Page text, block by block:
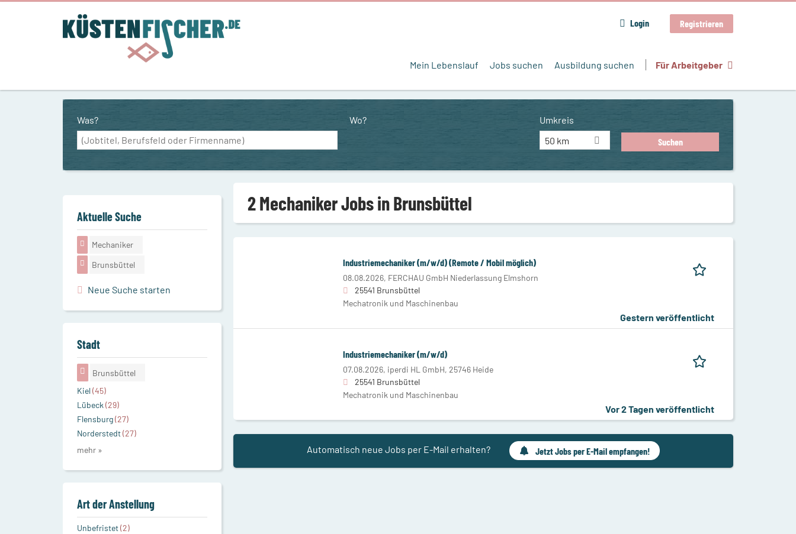
Login Registrieren
Mein Lebenslauf Jobs suchen Ausbildung suchen Für Arbeitgeber
Was? Wo?
Umkreis
50 km
2 Mechaniker Jobs in Brunsbüttel
Industriemechaniker (m/w/d) (Remote / Mobil möglich)
08.08.2026, FERCHAU GmbH Niederlassung Elmshorn
25541 Brunsbüttel
Mechatronik und Maschinenbau
Gestern veröffentlicht
Industriemechaniker (m/w/d)
07.08.2026, iperdi HL GmbH, 25746 Heide
25541 Brunsbüttel
Mechatronik und Maschinenbau
Vor 2 Tagen veröffentlicht
Automatisch neue Jobs per E-Mail erhalten? Jetzt Jobs per E-Mail empfangen!
Aktuelle Suche
Mechaniker
Brunsbüttel
Neue Suche starten
Stadt
Brunsbüttel
Kiel(45)
Lübeck(29)
Flensburg(27)
Norderstedt(27)
mehr »
Art der Anstellung
Unbefristet(2)